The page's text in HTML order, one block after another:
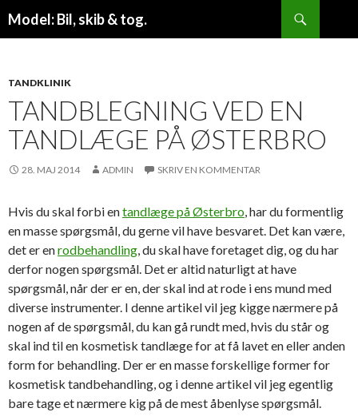
Model: Bil, skib & tog.
TANDKLINIK
TANDBLEGNING VED EN
TANDLÆGE PÅ ØSTERBRO
28. MAJ 2014 ADMIN SKRIV EN KOMMENTAR
Hvis du skal forbi entandlæge på Østerbro, har du formentlig
en masse spørgsmål, du gerne vil have besvaret. Det kan være,
det er enrodbehandling, du skal have foretaget dig, og du har
derfor nogen spørgsmål. Det er altid naturligt at have
spørgsmål, når der er en, der skal ind at rode i ens mund med
diverse instrumenter. I denne artikel vil jeg kigge nærmere på
nogen af de spørgsmål, du kan gå rundt med, hvis du står og
skal ind til en kosmetisk tandlæge for at få lavet en eller anden
form for behandling. Der er en masse forskellige former for
kosmetisk tandbehandling, og i denne artikel vil jeg egentlig
bare tage et nærmere kig på de mest åbenlyse spørgsmål.